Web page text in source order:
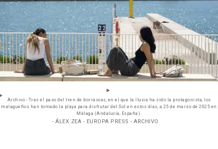
Archivo - Tras el paso del tren de borrascas, en el que la lluvia ha sido la protagonista, los
malagueños han tomado la playa para disfrutar del Sol en estos días, a 25 de marzo de 2025 en
Málaga (Andalucía, España).
- ÁLEX ZEA - EUROPA PRESS - ARCHIVO